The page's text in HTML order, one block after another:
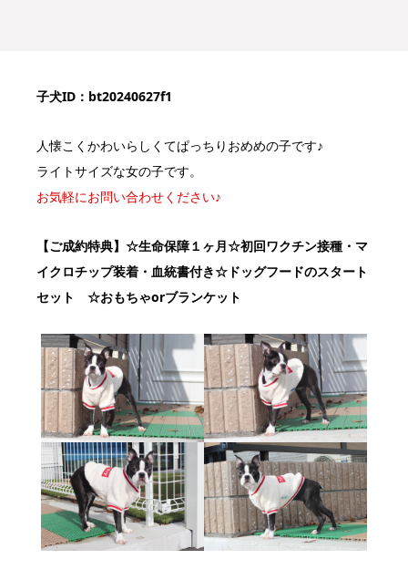
子犬ID：bt20240627f1
人懐こくかわいらしくてぱっちりおめめの子です♪
ライトサイズな女の子です。
お気軽にお問い合わせください♪
【ご成約特典】 ☆生命保障１ヶ月☆初回ワクチン接種・マ
イクロチップ装着・血統書付き☆ドッグフードのスタート
セット ☆おもちゃorブランケット